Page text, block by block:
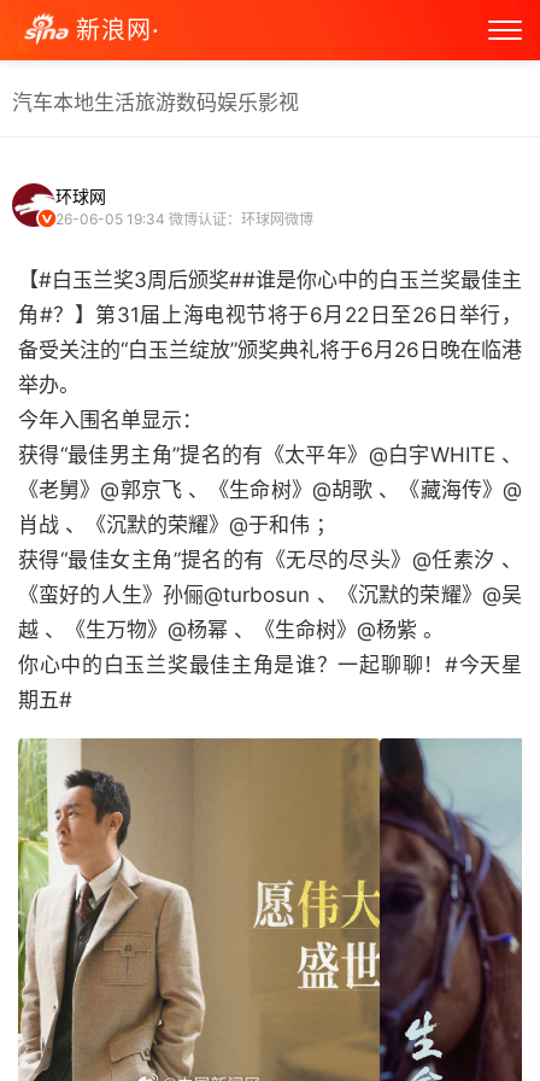
新浪网·
汽车本地生活旅游数码娱乐影视
环球网
26-06-05 19:34 微博认证：环球网微博
【#白玉兰奖3周后颁奖##谁是你心中的白玉兰奖最佳主
角#？】第31届上海电视节将于6月22日至26日举行，
备受关注的“白玉兰绽放”颁奖典礼将于6月26日晚在临港
举办。
今年入围名单显示：
获得“最佳男主角”提名的有《太平年》@白宇WHITE 、
《老舅》@郭京飞 、《生命树》@胡歌 、《藏海传》@
肖战 、《沉默的荣耀》@于和伟 ；
获得“最佳女主角”提名的有《无尽的尽头》@任素汐 、
《蛮好的人生》孙俪@turbosun 、《沉默的荣耀》@吴
越 、《生万物》@杨幂 、《生命树》@杨紫 。
你心中的白玉兰奖最佳主角是谁？一起聊聊！#今天星
期五#